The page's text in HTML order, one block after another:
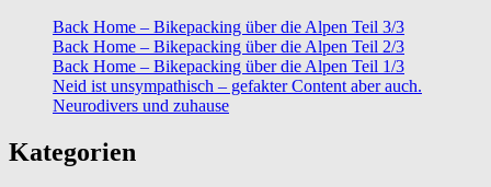
Back Home – Bikepacking über die Alpen Teil 3/3
Back Home – Bikepacking über die Alpen Teil 2/3
Back Home – Bikepacking über die Alpen Teil 1/3
Neid ist unsympathisch – gefakter Content aber auch.
Neurodivers und zuhause
Kategorien